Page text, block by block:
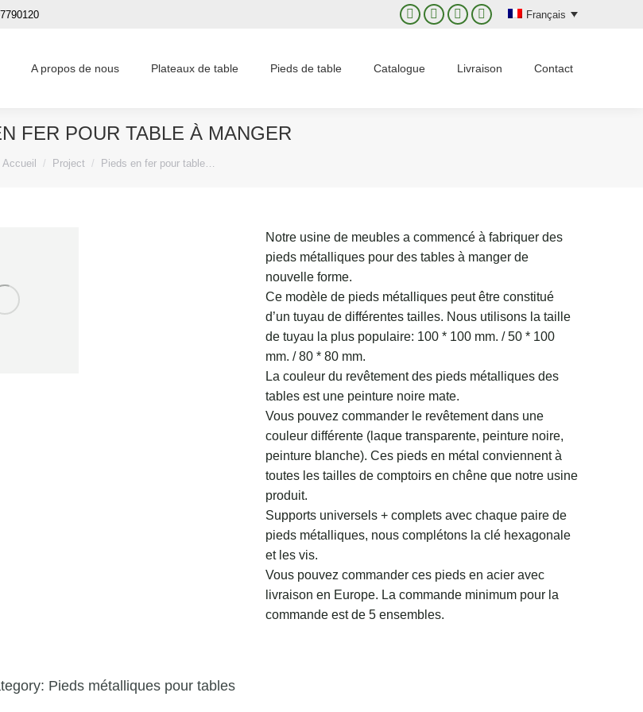
Facebook
opens
X
opens
Instagram
opens
YouTube
opens
Français
A propos de nous Plateaux de table Pieds de table Catalogue Livraison Contact
FER POUR TABLE À MANGER
Accueil Project Pieds en fer pour table…
Notre usine de meubles a commencé à fabriquer des
pieds métalliques pour des tables à manger de
nouvelle forme.
Ce modèle de pieds métalliques peut être constitué
d’un tuyau de différentes tailles. Nous utilisons la taille
de tuyau la plus populaire: 100 * 100 mm. / 50 * 100
mm. / 80 * 80 mm.
La couleur du revêtement des pieds métalliques des
tables est une peinture noire mate.
Vous pouvez commander le revêtement dans une
couleur différente (laque transparente, peinture noire,
peinture blanche). Ces pieds en métal conviennent à
toutes les tailles de comptoirs en chêne que notre usine
produit.
Supports universels + complets avec chaque paire de
pieds métalliques, nous complétons la clé hexagonale
et les vis.
Vous pouvez commander ces pieds en acier avec
livraison en Europe. La commande minimum pour la
commande est de 5 ensembles.
Pieds métalliques pour tables